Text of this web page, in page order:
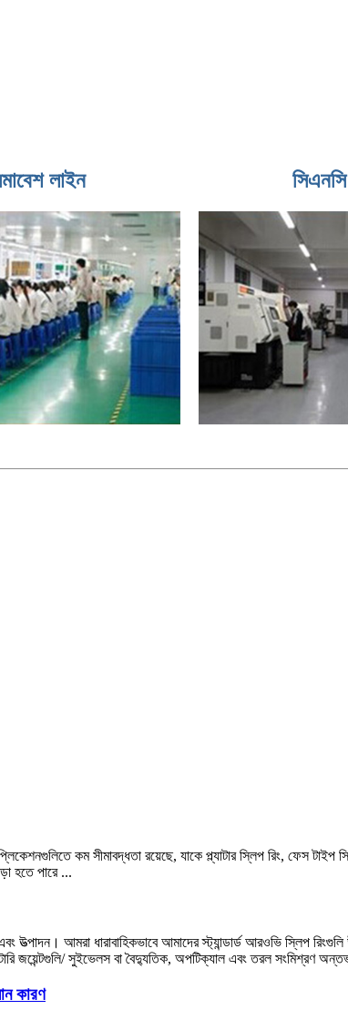
লাইন
কম সীমাবদ্ধতা রয়েছে, যাকে প্ল্যাটার স্লিপ রিং, ফেস টাইপ
হতে পারে ...
আমরা ধারাবাহিকভাবে আমাদের স্ট্যান্ডার্ড আরওভি স্লিপ
জয়েন্টগুলি/ সুইভেলস বা বৈদ্যুতিক, অপটিক্যাল এবং তরল সংমিশ্রণ
কারণ